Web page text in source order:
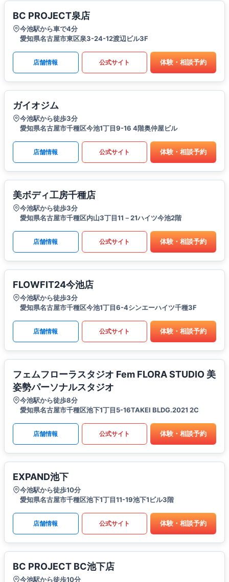
BC PROJECT泉店
今池駅から車で4分
愛知県名古屋市東区泉3-24-12渡辺ビル3F
店舗情報 公式サイト 体験・相談予約
ガイオジム
今池駅から徒歩3分
愛知県名古屋市千種区今池1丁目9-16 4階奥仲屋ビル
店舗情報 公式サイト 体験・相談予約
美ボディ工房千種店
今池駅から徒歩3分
愛知県名古屋市千種区内山3丁目11－21ハイツ今池2階
店舗情報 公式サイト 体験・相談予約
FLOWFIT24今池店
今池駅から徒歩3分
愛知県名古屋市千種区今池1丁目6-4シンエーハイツ千種3F
店舗情報 公式サイト 体験・相談予約
フェムフローラスタジオ Fem FLORA STUDIO 美
姿勢パーソナルスタジオ
今池駅から徒歩8分
愛知県名古屋市千種区池下1丁目5-16TAKEI BLDG.2021 2C
店舗情報 公式サイト 体験・相談予約
EXPAND池下
今池駅から徒歩10分
愛知県名古屋市千種区池下1丁目11-19池下1ビル3階
店舗情報 公式サイト 体験・相談予約
BC PROJECT BC池下店
今池駅から徒歩10分